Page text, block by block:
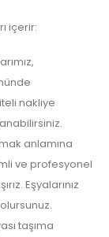
içerir:
nakliye
anlamına
ve profesyonel
Eşyalarınız
taşıma